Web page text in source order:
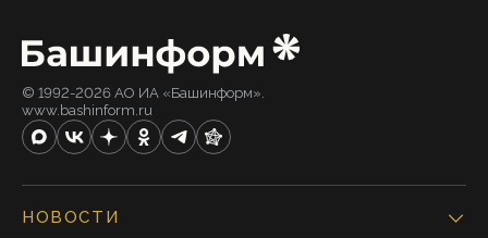
© 1992-2026 АО ИА «Башинформ».
www.bashinform.ru
НОВОСТИ